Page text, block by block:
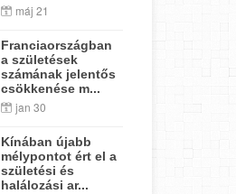
máj 21
Franciaországban
a születések
számának jelentős
csökkenése m...
jan 30
Kínában újabb
mélypontot ért el a
születési és
halálozási ar...